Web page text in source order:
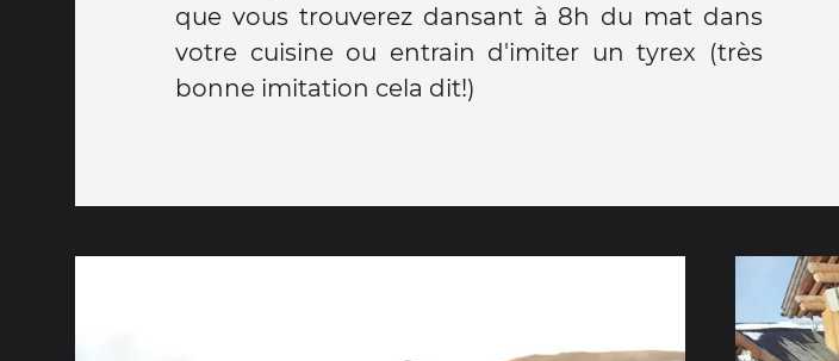
que vous trouverez dansant à 8h du mat dans
votre cuisine ou entrain d'imiter un tyrex (très
bonne imitation cela dit!)